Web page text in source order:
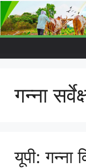
गन्ना
यूपी: गन्ना